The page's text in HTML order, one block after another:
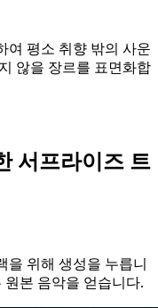
여 평소 취향 밖의 사운
않을 장르를 표면화합
서프라이즈 트
을 위해 생성을 누릅니
본 음악을 얻습니다.